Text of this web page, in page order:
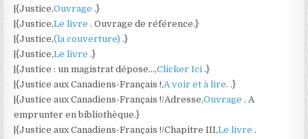
|{Justice,Ouvrage.}
|{Justice,Le livre. Ouvrage de référence.}
|{Justice,(la couverture).}
|{Justice,Le livre.}
|{Justice : un magistrat dépose…,Clicker Ici.}
|{Justice aux Canadiens-Français !,A voir et à lire..}
|{Justice aux Canadiens-Français !/Adresse,Ouvrage. A
emprunter en bibliothèque.}
|{Justice aux Canadiens-Français !/Chapitre III,Le livre.